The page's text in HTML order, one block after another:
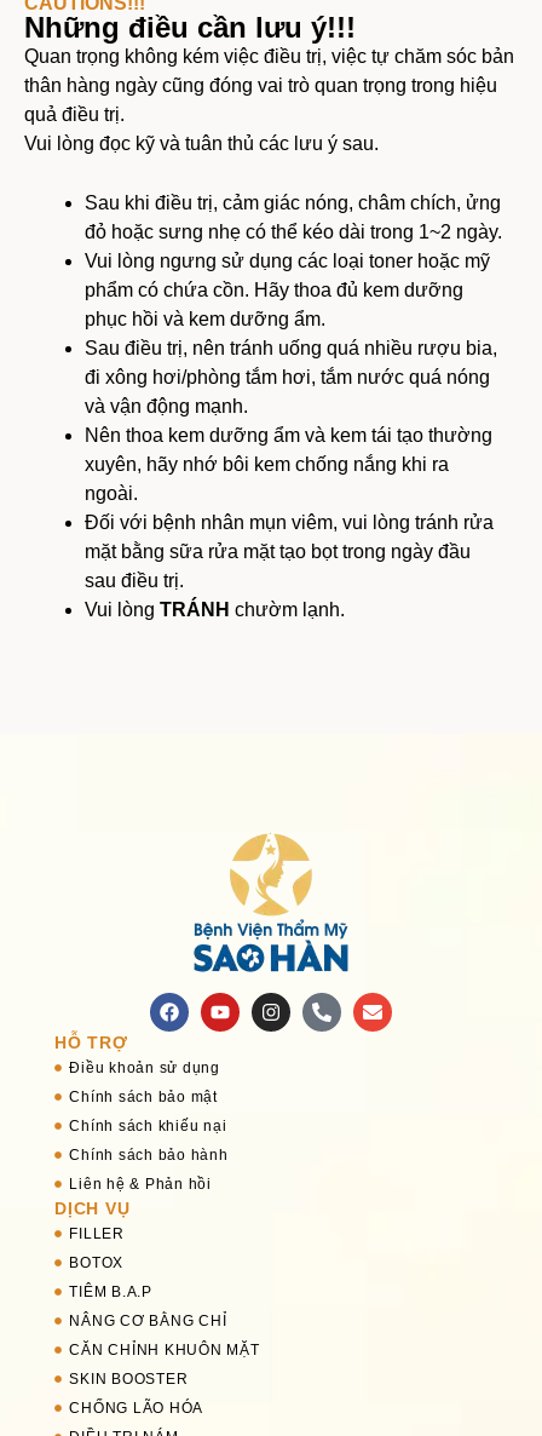
Những điều cần lưu ý!!!
Quan trọng không kém việc điều trị, việc tự chăm sóc bản
thân hàng ngày cũng đóng vai trò quan trọng trong hiệu
quả điều trị.
Vui lòng đọc kỹ và tuân thủ các lưu ý sau.
Sau khi điều trị, cảm giác nóng, châm chích, ửng
đỏ hoặc sưng nhẹ có thể kéo dài trong 1~2 ngày.
Vui lòng ngưng sử dụng các loại toner hoặc mỹ
phẩm có chứa cồn. Hãy thoa đủ kem dưỡng
phục hồi và kem dưỡng ẩm.
Sau điều trị, nên tránh uống quá nhiều rượu bia,
đi xông hơi/phòng tắm hơi, tắm nước quá nóng
và vận động mạnh.
Nên thoa kem dưỡng ẩm và kem tái tạo thường
xuyên, hãy nhớ bôi kem chống nắng khi ra
ngoài.
Đối với bệnh nhân mụn viêm, vui lòng tránh rửa
mặt bằng sữa rửa mặt tạo bọt trong ngày đầu
sau điều trị.
Vui lòng TRÁNH chườm lạnh.
HỖ TRỢ
Điều khoản sử dụng
Chính sách bảo mật
Chính sách khiếu nại
Chính sách bảo hành
Liên hệ & Phản hồi
DỊCH VỤ
FILLER
BOTOX
TIÊM B.A.P
NÂNG CƠ BẰNG CHỈ
CĂN CHỈNH KHUÔN MẶT
SKIN BOOSTER
CHỐNG LÃO HÓA